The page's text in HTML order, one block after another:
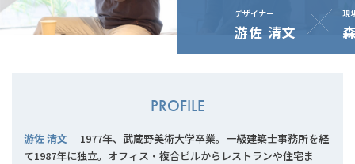
デザイナー
游佐 清文
現
PROFILE
游佐 清文 1977年、武蔵野美術大学卒業。一級建築士事務所を経
て1987年に独立。オフィス・複合ビルからレストランや住宅ま